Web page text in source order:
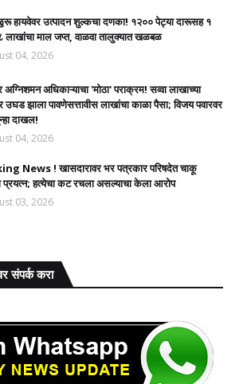
हायवेवर उत्पादन शुल्कचा दणका! १२०० पेट्या दारूसह १
लाखांचा माल जप्त, वाळवा तालुक्यात खळबळ
04, 2026
अधिकाऱ्याचा 'मोठा' पराक्रम! सव्वा लाखाच्या
उघड झाला पावणेसत्तावीस लाखांचा काळा पैसा; विजय पवारवर
दाखल!​
04, 2026
News ! खासदारावर भर पत्रकार परिषदेत चाकू
प्रयत्न; हत्येचा कट रचला असल्याचा केला आरोप
03, 2026
संपर्क करा